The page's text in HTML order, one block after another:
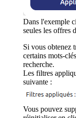
Dans l'exemple
seules les offres
Si vous obtenez
certains mots-
recherche.
Les filtres
suivante :
Vous pouvez